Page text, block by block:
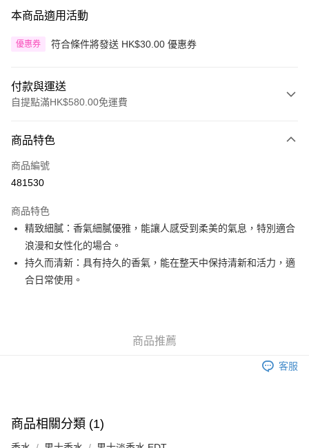
本商品適用活動
優惠券 符合條件將發送 HK$30.00 優惠券
付款與運送
自提點滿HK$580.00免運費
信用卡
Apple Pay
AlipayHK
PayMe
WeChat Pay
銀行匯款 請將存款存到以下銀行帳戶，並於存款單據寫上訂單編號後電郵至
eshop@colourmix-cosmetics.com** **我們不會處理沒有提供存款單據的訂
單。 如果訂購後七個工作天內我們未能收到有關存款，有關訂單將被取消。
付款後順豐站及營業點取貨
商品特色
商品編號
481530
商品特色
精致細膩：香氣細膩優雅，能讓人感受到柔美的氣息，特別適合
浪漫和女性化的場合。
持久而清新：具有持久的香氣，能在整天中保持清新和活力，適
合日常使用。
商品推薦
客服
商品相關分類 (1)